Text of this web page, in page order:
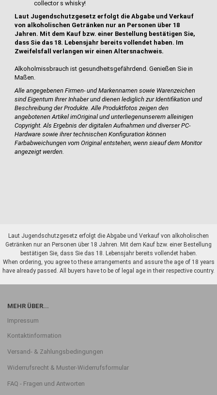
collector s whisky!
Laut Jugendschutzgesetz erfolgt die Abgabe und Verkauf
von alkoholischen Getränken nur an Personen über 18
Jahren. Mit dem Kauf bzw. einer Bestellung bestätigen Sie,
dass Sie das 18. Lebensjahr bereits vollendet haben. Im
Zweifelsfall verlangen wir einen Altersnachweis.
Alkoholmissbrauch ist gesundheitsgefährdend. Genießen Sie in
Maßen.
Alle angegebenen Firmen- und Markennamen sowie Warenzeichen
sind Eigentum Ihrer Inhaber und dienen lediglich zur Identifikation und
Beschreibung der Produkte.Alle Produktfotos zeigen den
angebotenen Artikel imOriginal und unterliegenunserem alleinigen
Copyright. Als Ergebnis der digitalen Aufnahmen und diverser PC-
Hardware sowie ihrer technischen Konfiguration können
Farbabweichungen vom Original entstehen, wenn sieauf dem Monitor
angezeigt werden.
Laut Jugendschutzgesetz erfolgt die Abgabe und Verkauf von alkoholischen
Getränken nur an Personen über 18 Jahren. Mit dem Kauf bzw. einer Bestellung
bestätigen Sie, dass Sie das 18. Lebensjahr bereits vollendet haben.
When ordering, you agree to these arrangements and assure the age of 18 years
have already passed. All buyers have to be of legal age in their respective country.
MEHR ÜBER...
Impressum
Kontaktinformation
Versand- & Zahlungsbedingungen
Widerrufsrecht & Muster-Widerrufsformular
FAQ - Fragen und Antworten